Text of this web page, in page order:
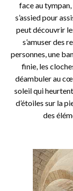
face au
s’assied pour
peut découvrir
s’amuser des
personnes, une
finie, les
déambuler au
soleil qui
d’étoiles sur la
des